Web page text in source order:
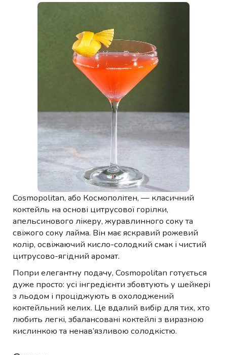
Cosmopolitan, або Космополітен, — класичний
коктейль на основі цитрусової горілки,
апельсинового лікеру, журавлинного соку та
свіжого соку лайма. Він має яскравий рожевий
колір, освіжаючий кисло-солодкий смак і чистий
цитрусово-ягідний аромат.
Попри елегантну подачу, Cosmopolitan готується
дуже просто: усі інгредієнти збовтують у шейкері
з льодом і проціджують в охолоджений
коктейльний келих. Це вдалий вибір для тих, хто
любить легкі, збалансовані коктейлі з виразною
кислинкою та ненав’язливою солодкістю.